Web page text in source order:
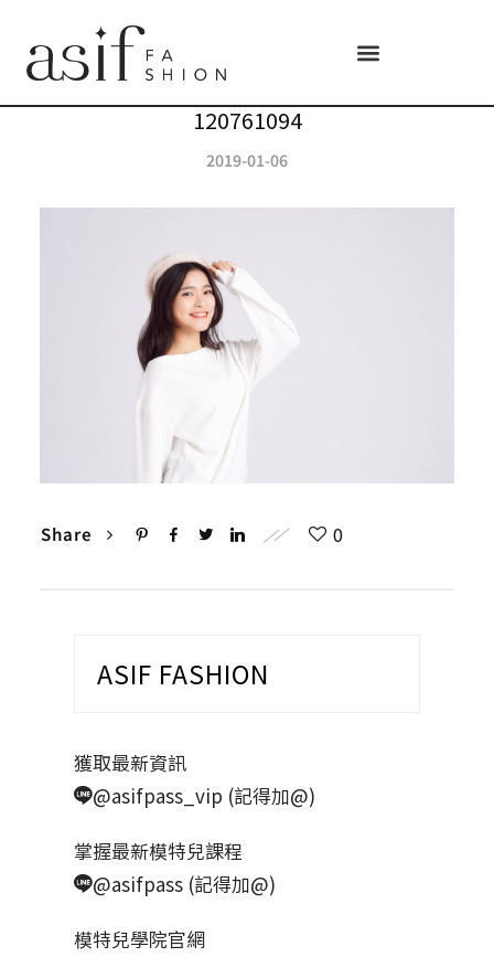
120761094
2019-01-06
Share 0
ASIF FASHION
獲取最新資訊
@asifpass_vip (記得加@)
掌握最新模特兒課程
@asifpass (記得加@)
模特兒學院官網